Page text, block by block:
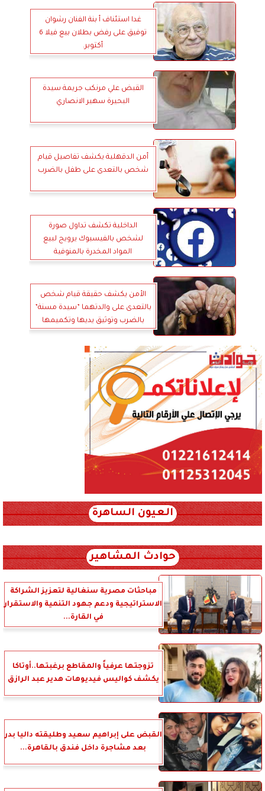
غدا استئناف أ بنة الفنان رشوان
توفيق على رفض بطلان بيع فيلا 6
أكتوبر.
القبض علي مرنكب جريمة سيدة
البحيرة سهير الانصاري
أمن الدقهلية يكشف تفاصيل قيام
شخص بالتعدى على طفل بالضرب
الداخلية تكشف تداول صورة
لشخص بالفيسبوك يرويج لبيع
المواد المخدرة بالمنوفية
الأمن يكشف حقيقة قيام شخص
بالتعدى على والدتهما ”سيدة مسنة”
بالضرب وتوثيق يديها وتكميمها
العيون الساهرة
حوادث المشاهير
مباحثات مصرية سنغالية لتعزيز الشراكة
الاستراتيجية ودعم جهود التنمية والاستقرار
في القارة...
تزوجتها عرفياً والمقاطع برغبتها..أوتاكا
يكشف كواليس فيديوهات هدير عبد الرازق
القبض على إبراهيم سعيد وطليقته داليا بدر
بعد مشاجرة داخل فندق بالقاهرة...